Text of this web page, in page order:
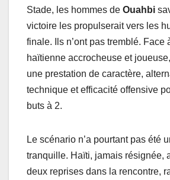
Stade, les hommes de Ouahbi
victoire les propulserait vers les
finale. Ils n’ont pas tremblé. Face
haïtienne accrocheuse et
une prestation de caractère,
technique et efficacité offensive
buts à 2.
Le scénario n’a pourtant pas été
tranquille. Haïti, jamais résignée,
deux reprises dans la rencontre,